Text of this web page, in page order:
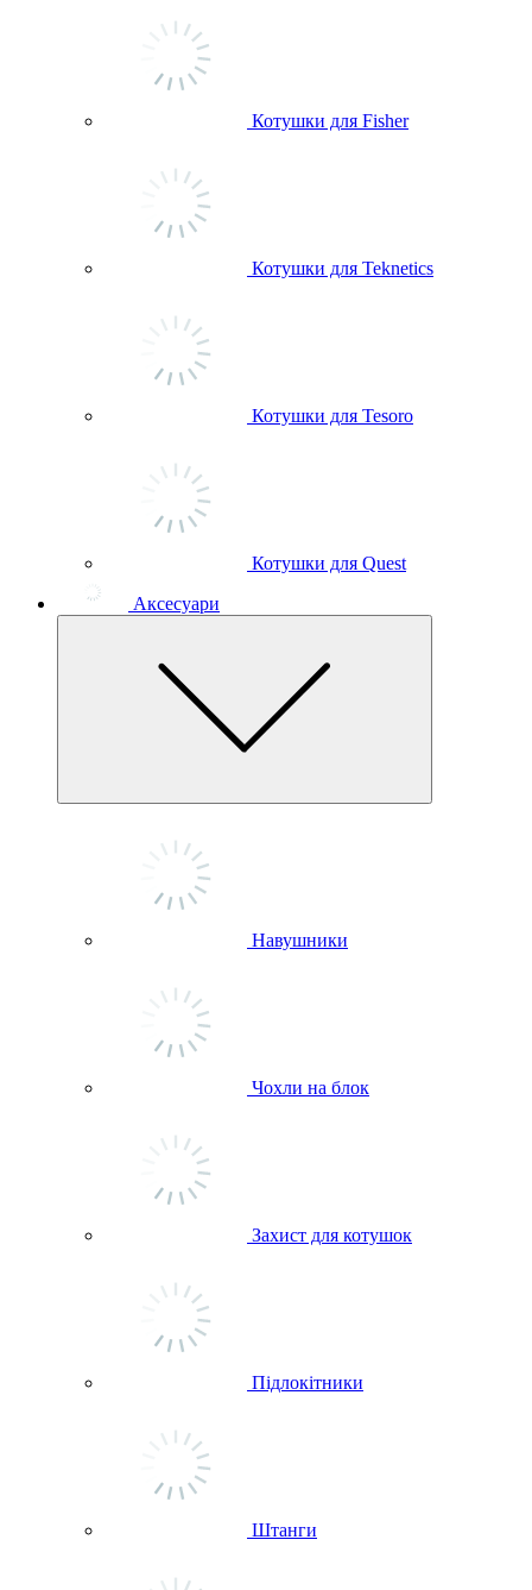
Котушки для Fisher
Котушки для Teknetics
Котушки для Tesoro
Котушки для Quest
Аксесуари
Навушники
Чохли на блок
Захист для котушок
Підлокітники
Штанги